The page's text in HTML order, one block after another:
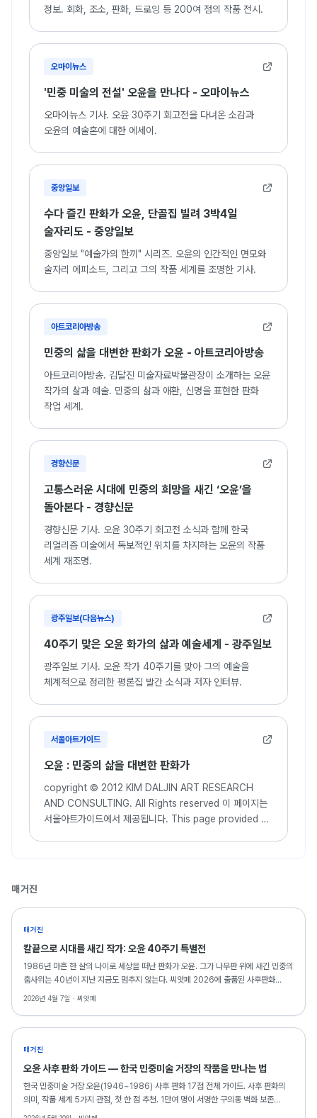
정보. 회화, 조소, 판화, 드로잉 등 200여 점의 작품 전시.
오마이뉴스
'민중 미술의 전설' 오윤을 만나다 - 오마이뉴스
오마이뉴스 기사. 오윤 30주기 회고전을 다녀온 소감과
오윤의 예술혼에 대한 에세이.
중앙일보
수다 즐긴 판화가 오윤, 단골집 빌려 3박4일
술자리도 - 중앙일보
중앙일보 "예술가의 한끼" 시리즈. 오윤의 인간적인 면모와
술자리 에피소드, 그리고 그의 작품 세계를 조명한 기사.
아트코리아방송
민중의 삶을 대변한 판화가 오윤 - 아트코리아방송
아트코리아방송. 김달진 미술자료박물관장이 소개하는 오윤
작가의 삶과 예술. 민중의 삶과 애환, 신명을 표현한 판화
작업 세계.
경향신문
고통스러운 시대에 민중의 희망을 새긴 ‘오윤’을
돌아본다 - 경향신문
경향신문 기사. 오윤 30주기 회고전 소식과 함께 한국
리얼리즘 미술에서 독보적인 위치를 차지하는 오윤의 작품
세계 재조명.
광주일보(다음뉴스)
40주기 맞은 오윤 화가의 삶과 예술세계 - 광주일보
광주일보 기사. 오윤 작가 40주기를 맞아 그의 예술을
체계적으로 정리한 평론집 발간 소식과 저자 인터뷰.
서울아트가이드
오윤 : 민중의 삶을 대변한 판화가
copyright © 2012 KIM DALJIN ART RESEARCH
AND CONSULTING. All Rights reserved 이 페이지는
서울아트가이드에서 제공됩니다. This page provided by
매거진
매거진
칼끝으로 시대를 새긴 작가: 오윤 40주기 특별전
1986년 마흔 한 살의 나이로 세상을 떠난 판화가 오윤. 그가 나무판 위에 새긴 민중의
춤사위는 40년이 지난 지금도 멈추지 않는다. 씨앗페 2026에 출품된 사후판화
18점은, 그의 예술이 동료 예술인의 금융 안전망으로 다시 태어나는 역설적이고도
2026년 4월 7일 · 씨앗페
매거진
오윤 사후 판화 가이드 — 한국 민중미술 거장의 작품을 만나는 법
한국 민중미술 거장 오윤(1946~1986) 사후 판화 17점 전체 가이드. 사후 판화의
의미, 작품 세계 5가지 관점, 첫 한 점 추천. 1만여 명이 서명한 구의동 벽화 보존
운동과 함께.